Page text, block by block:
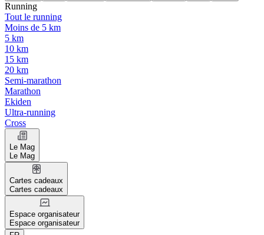
Running
Tout le running
Moins de 5 km
5 km
10 km
15 km
20 km
Semi-marathon
Marathon
Ekiden
Ultra-running
Cross
Le Mag
Le Mag
Cartes cadeaux
Cartes cadeaux
Espace organisateur
Espace organisateur